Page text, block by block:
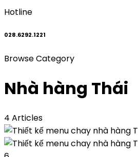
Hotline
028.6292.1221
Browse Category
Nhà hàng Thái
4 Articles